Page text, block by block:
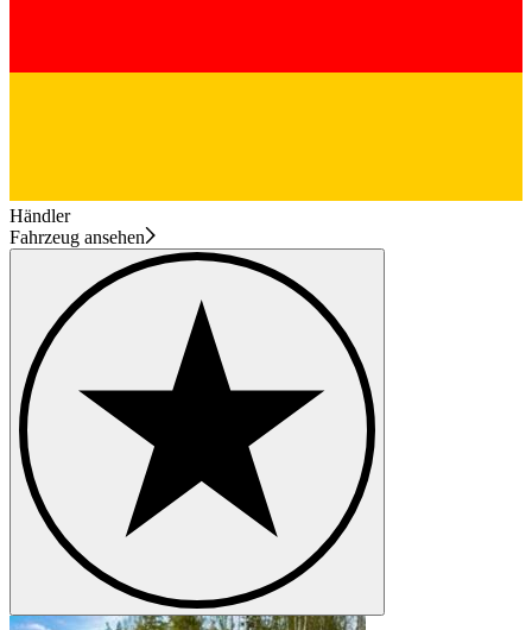
Händler
Fahrzeug ansehen